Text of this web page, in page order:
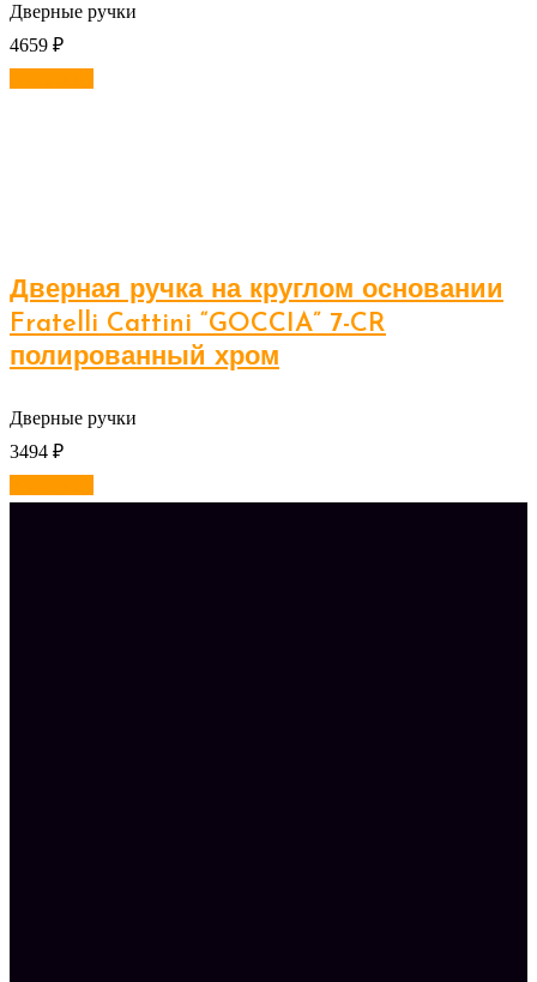
Дверные ручки
4659 ₽
Дверная ручка на круглом основании
Fratelli Cattini “GOCCIA” 7-CR
полированный хром
Дверные ручки
3494 ₽